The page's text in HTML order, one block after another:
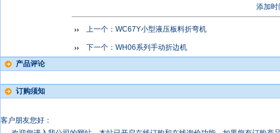
添加
上一个： WC67Y小型液压板料折弯机
下一个： WH06系列手动折边机
产品评论
订购须知
客户朋友您好：